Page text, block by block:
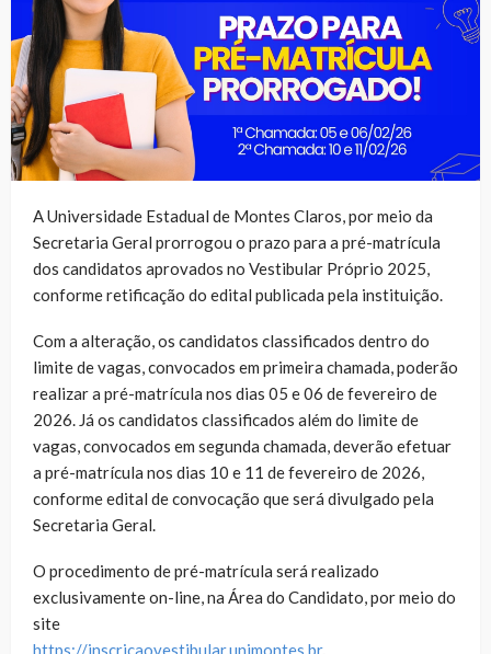
A Universidade Estadual de Montes Claros, por meio da
Secretaria Geral prorrogou o prazo para a pré-matrícula
dos candidatos aprovados no Vestibular Próprio 2025,
conforme retificação do edital publicada pela instituição.
Com a alteração, os candidatos classificados dentro do
limite de vagas, convocados em primeira chamada, poderão
realizar a pré-matrícula nos dias 05 e 06 de fevereiro de
2026. Já os candidatos classificados além do limite de
vagas, convocados em segunda chamada, deverão efetuar
a pré-matrícula nos dias 10 e 11 de fevereiro de 2026,
conforme edital de convocação que será divulgado pela
Secretaria Geral.
O procedimento de pré-matrícula será realizado
exclusivamente on-line, na Área do Candidato, por meio do
site
https://inscricaovestibular.unimontes.br.